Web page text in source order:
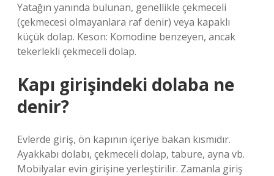
Yatağın yanında bulunan, genellikle çekmeceli
(çekmecesi olmayanlara raf denir) veya kapaklı
küçük dolap. Keson: Komodine benzeyen, ancak
tekerlekli çekmeceli dolap.
Kapı girişindeki dolaba ne
denir?
Evlerde giriş, ön kapının içeriye bakan kısmıdır.
Ayakkabı dolabı, çekmeceli dolap, tabure, ayna vb.
Mobilyalar evin girişine yerleştirilir. Zamanla giriş